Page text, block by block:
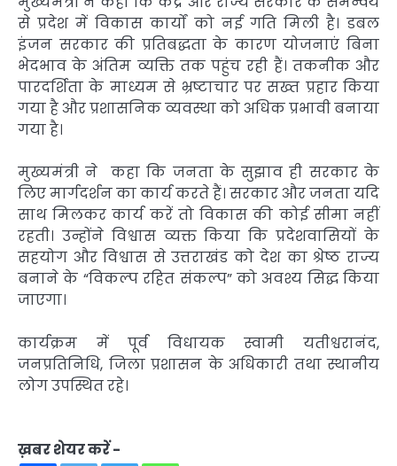
से प्रदेश में विकास कार्यों को नई गति मिली है। डबल
इंजन सरकार की प्रतिबद्धता के कारण योजनाएं बिना
भेदभाव के अंतिम व्यक्ति तक पहुंच रही हैं। तकनीक और
पारदर्शिता के माध्यम से भ्रष्टाचार पर सख्त प्रहार किया
गया है और प्रशासनिक व्यवस्था को अधिक प्रभावी बनाया
गया है।
मुख्यमंत्री ने कहा कि जनता के सुझाव ही सरकार के
लिए मार्गदर्शन का कार्य करते हैं। सरकार और जनता यदि
साथ मिलकर कार्य करें तो विकास की कोई सीमा नहीं
रहती। उन्होंने विश्वास व्यक्त किया कि प्रदेशवासियों के
सहयोग और विश्वास से उत्तराखंड को देश का श्रेष्ठ राज्य
बनाने के “विकल्प रहित संकल्प” को अवश्य सिद्ध किया
जाएगा।
कार्यक्रम में पूर्व विधायक स्वामी यतीश्वरानंद,
जनप्रतिनिधि, जिला प्रशासन के अधिकारी तथा स्थानीय
लोग उपस्थित रहे।
ख़बर शेयर करें -